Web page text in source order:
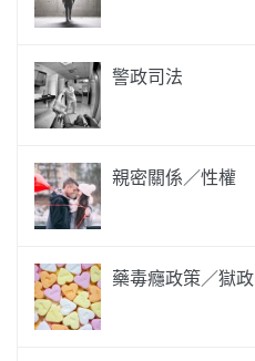
警政司法
親密關係／性權
藥毒癮政策／獄政